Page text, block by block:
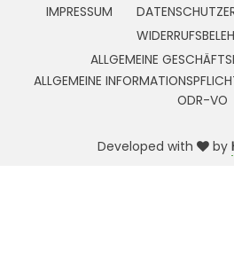
IMPRESSUM
ALLGEMEINE
ALLGEMEINE
ODR-VO
Developed with by